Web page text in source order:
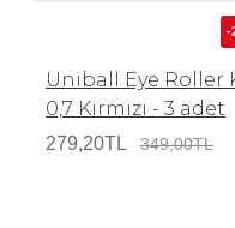
-
Uniball Eye Roller
0,7 Kırmızı - 3 adet
279,20TL 349,00TL